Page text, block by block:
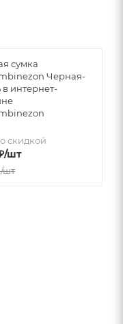
сумка
Черная-
в интернет-
скидкой
/шт
/шт